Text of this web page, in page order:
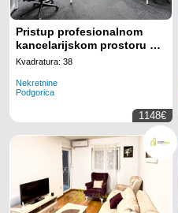
Pristup profesionalnom
kancelarijskom prostoru sa
svim uključenim sadržajima
Regus Business Tower
Montenegro
Kvadratura: 38
Nekretnine
Podgorica
1148€